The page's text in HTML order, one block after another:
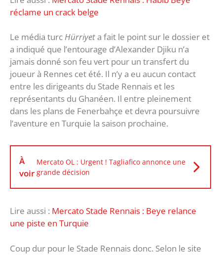
réclame un crack belge
Le média turc Hürriyeta fait le point sur le dossier et
a indiqué que l’entourage d’Alexander Djiku n’a
jamais donné son feu vert pour un transfert du
joueur à Rennes cet été. Il n’y a eu aucun contact
entre les dirigeants du Stade Rennais et les
représentants du Ghanéen. Il entre pleinement
dans les plans de Fenerbahçe et devra poursuivre
l’aventure en Turquie la saison prochaine.
À
voir
Mercato OL : Urgent ! Tagliafico annonce une
grande décision
Lire aussi : Mercato Stade Rennais : Beye relance
une piste en Turquie
Coup dur pour le Stade Rennais donc. Selon le site